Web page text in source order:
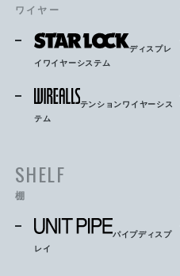
ワイヤー
ディスプレ
イワイヤーシステム
テンションワイヤーシス
テム
SHELF
棚
パイプディスプ
レイ